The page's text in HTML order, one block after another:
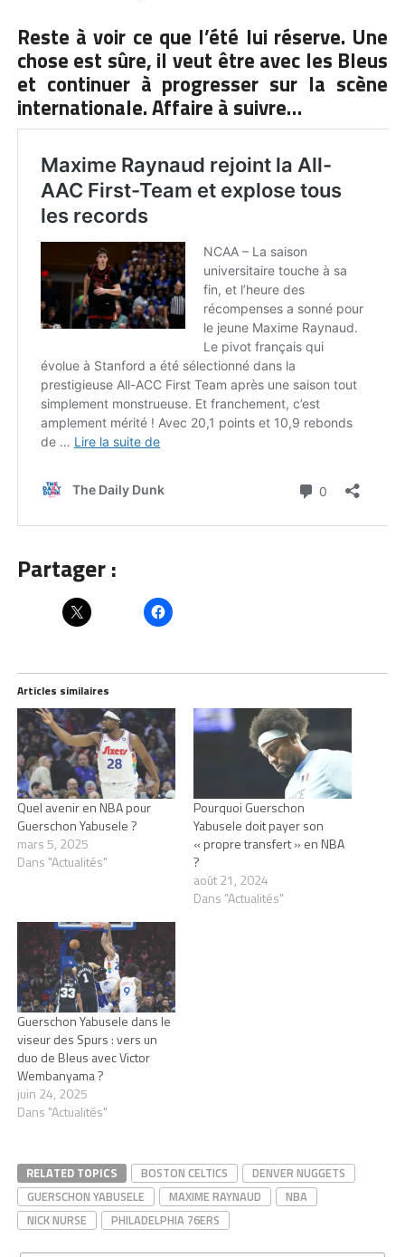
Reste à voir ce que l’été lui réserve. Une
chose est sûre, il veut être avec les Bleus
et continuer à progresser sur la scène
internationale. Affaire à suivre…
Partager :
Articles similaires
Quel avenir en NBA pour
Guerschon Yabusele ?
mars 5, 2025
Dans "Actualités"
Pourquoi Guerschon
Yabusele doit payer son
« propre transfert » en NBA
?
août 21, 2024
Dans "Actualités"
Guerschon Yabusele dans le
viseur des Spurs : vers un
duo de Bleus avec Victor
Wembanyama ?
juin 24, 2025
Dans "Actualités"
RELATED TOPICS BOSTON CELTICS
DENVER NUGGETS
GUERSCHON YABUSELE
MAXIME RAYNAUD
NBA
NICK NURSE
PHILADELPHIA 76ERS